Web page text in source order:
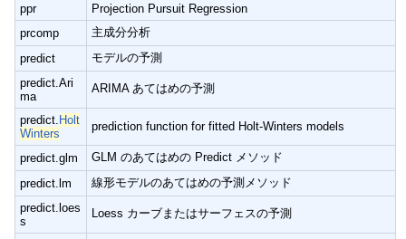
ppr
Projection Pursuit Regression
prcomp
主成分分析
predict
モデルの予測
predict.Ari
ma
ARIMA あてはめの予測
predict. Holt
Winters
prediction function for fitted Holt-Winters models
predict.glm
GLM のあてはめの Predict メソッド
predict.lm
線形モデルのあてはめの予測メソッド
predict.loes
s
Loess カーブまたはサーフェスの予測